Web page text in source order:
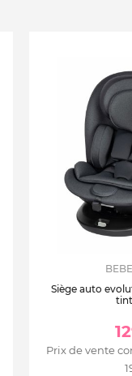
Siège auto
Prix de vente